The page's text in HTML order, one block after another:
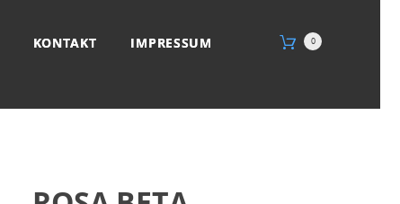
KONTAKT IMPRESSUM 0